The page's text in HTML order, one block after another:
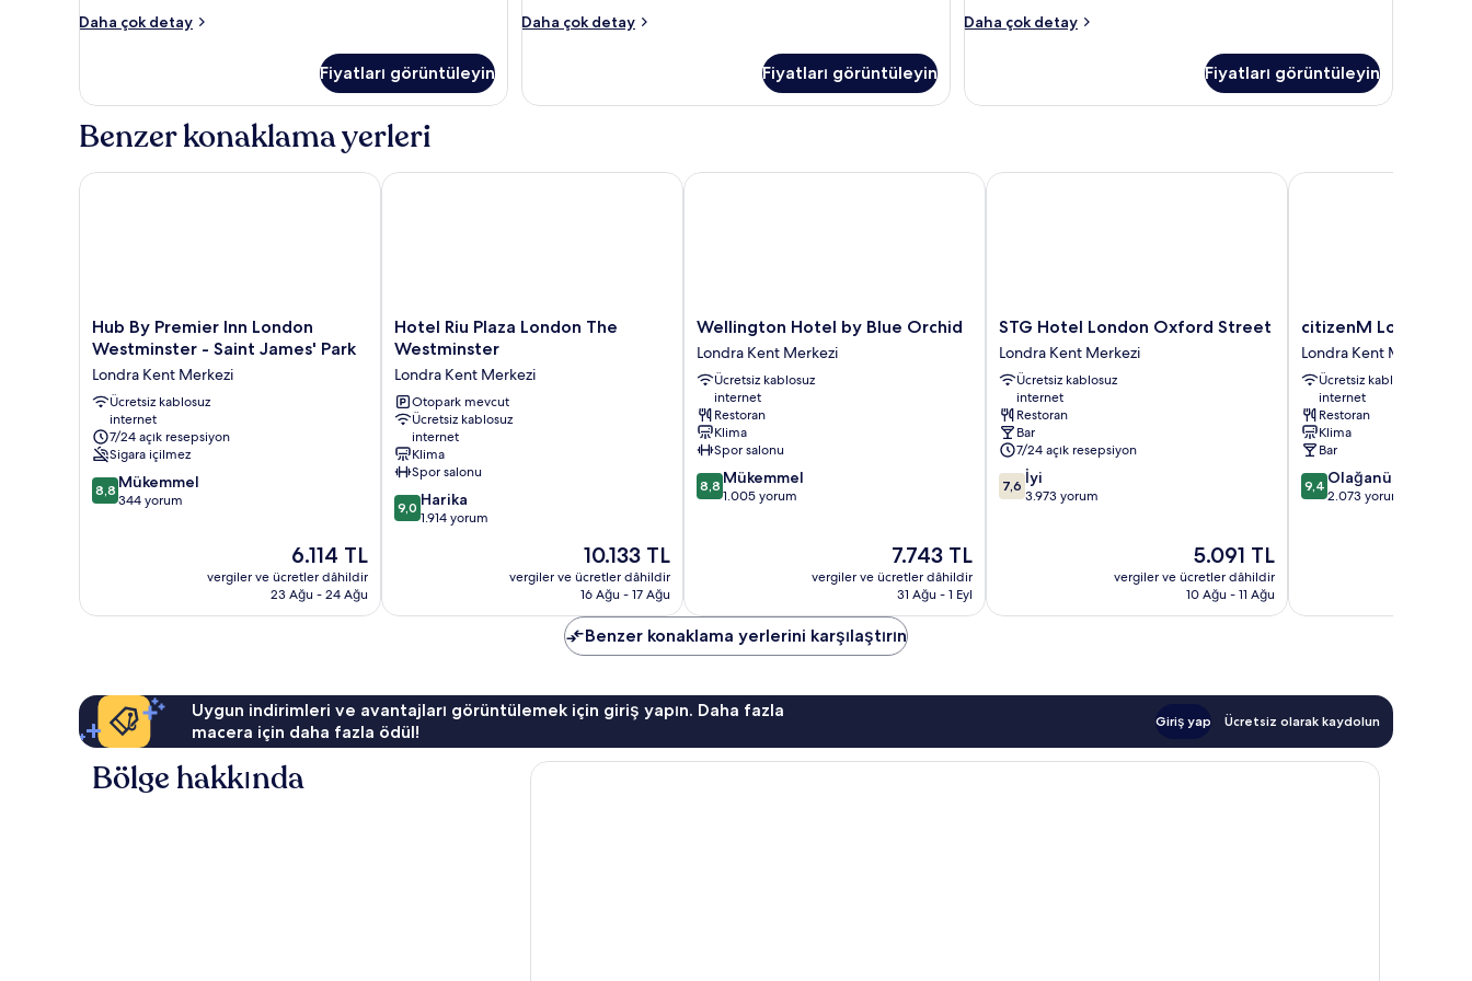
Daha çok detay
Oda
detay
Fiyatları görüntüleyin
Daha çok detay
Oda
detay
Fiyatları görüntüleyin
Daha çok detay
Oda
detay
Fiyatları görüntüleyin
Benzer konaklama yerleri
Hub
By
Inn
London
Westminster
-
Saint
James'
Park
Hub By Premier Inn London
Westminster - Saint James' Park
Londra Kent Merkezi
Ücretsiz kablosuz
internet
7/24 açık resepsiyon
Sigara içilmez
10
üzerinden
8,8 Mükemmel
344 yorum
Güncel
fiyat:
6.114 TL
6.114 TL
vergiler ve ücretler dâhildir
23 Ağu - 24 Ağu
Hub By Premier Inn London Westminster - Saint James' Park
Hotel
Riu
London
The
Westminster
Londra
Kent
Merkezi
Hotel Riu Plaza London The
Westminster
Londra Kent Merkezi
Otopark mevcut
Ücretsiz kablosuz
internet
Klima
Spor salonu
10
üzerinden
9,0 Harika
1.914 yorum
Güncel
fiyat:
10.133 TL
10.133 TL
vergiler ve ücretler dâhildir
16 Ağu - 17 Ağu
Hotel Riu Plaza London The Westminster
Wellington
Hotel
by
Blue
Orchid
Londra
Kent
Merkezi
Wellington Hotel by Blue Orchid
Londra Kent Merkezi
Ücretsiz kablosuz
internet
Restoran
Klima
Spor salonu
10
üzerinden
8,8 Mükemmel
1.005 yorum
Güncel
fiyat:
7.743 TL
7.743 TL
vergiler ve ücretler dâhildir
31 Ağu - 1 Eyl
Wellington Hotel by Blue Orchid
STG
Hotel
London
Oxford
Street
Londra
Kent
Merkezi
STG Hotel London Oxford Street
Londra Kent Merkezi
Ücretsiz kablosuz
internet
Restoran
Bar
7/24 açık resepsiyon
10
üzerinden
7,6 İyi
3.973 yorum
Güncel
fiyat:
5.091 TL
5.091 TL
vergiler ve ücretler dâhildir
10 Ağu - 11 Ağu
STG Hotel London Oxford Street
citizenM
London
Victoria
Station
Londra
Kent
Merkezi
citizenM London
Londra Kent Merkezi
Ücretsiz kablosuz
internet
Restoran
Klima
Bar
10
üzerinden
9,4 Olağanüstü
2.073 yorum
citizenM London
Benzer konaklama yerlerini karşılaştırın
Uygun indirimleri ve avantajları görüntülemek için giriş yapın. Daha fazla
macera için daha fazla ödül!
Giriş yap Ücretsiz olarak kaydolun
Bölge hakkında